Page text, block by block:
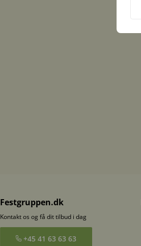
Festgruppen.dk
Kontakt os og få dit tilbud i dag
+45 41 63 63 63